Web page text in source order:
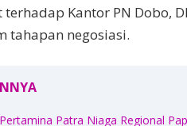
Kantor PN Dobo,
tahapan negosiasi.
Patra Niaga Regional